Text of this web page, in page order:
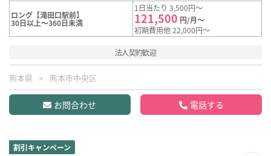
ロング【滝田口駅前】
30日以上～360日未満
1日当たり 3,500円～
121,500 円/月～
初期費用他 22,000円～
法人契約歓迎
熊本県 熊本市中央区
お問合わせ 電話する
割引キャンペーン